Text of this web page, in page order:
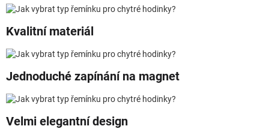
Kvalitní materiál
Jednoduché zapínání na magnet
Velmi elegantní design